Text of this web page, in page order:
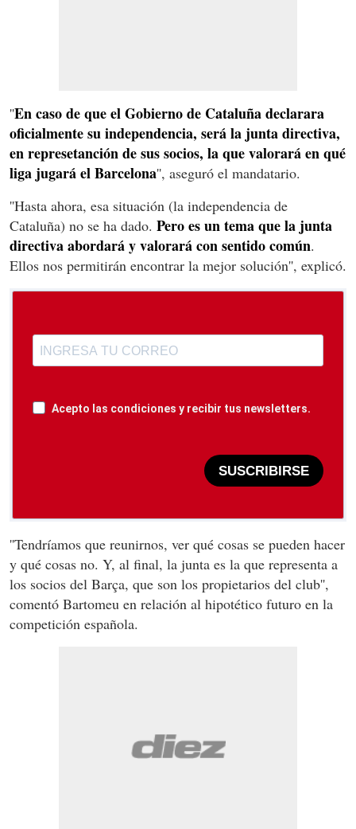
''En caso de que el Gobierno de Cataluña declarara
oficialmente su independencia, será la junta directiva,
en represetanción de sus socios, la que valorará en qué
liga jugará el Barcelona'', aseguró el mandatario.
''Hasta ahora, esa situación (la independencia de
Cataluña) no se ha dado. Pero es un tema que la junta
directiva abordará y valorará con sentido común.
Ellos nos permitirán encontrar la mejor solución'', explicó.
Acepto las condiciones y recibir tus newsletters.
SUSCRIBIRSE
''Tendríamos que reunirnos, ver qué cosas se pueden hacer
y qué cosas no. Y, al final, la junta es la que representa a
los socios del Barça, que son los propietarios del club'',
comentó Bartomeu en relación al hipotético futuro en la
competición española.